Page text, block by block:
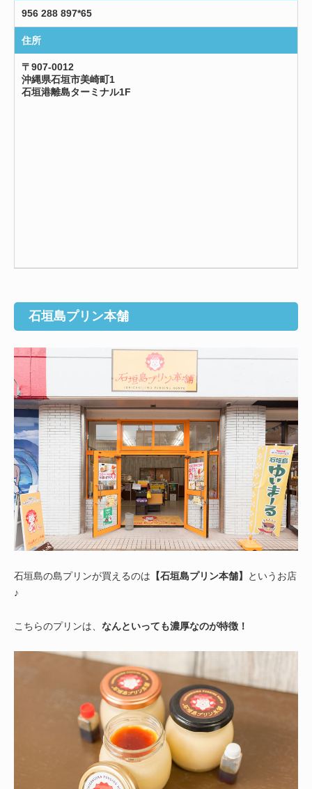
956 288 897*65
住所
〒907-0012
沖縄県石垣市美崎町1
石垣港離島ターミナル1F
石垣島プリン本舗
石垣島の島プリンが買えるのは 【石垣島プリン本舗】
というお店
♪
こちらのプリンは、 なんといっても濃厚なのが特徴！